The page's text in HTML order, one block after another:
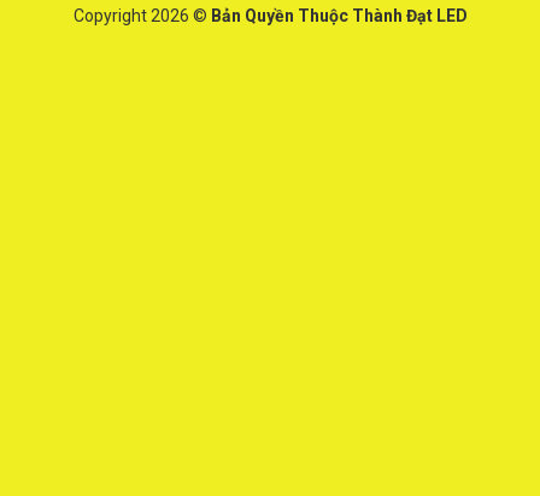
Copyright 2026 © Bản Quyền Thuộc Thành Đạt LED